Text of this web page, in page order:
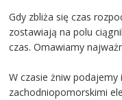
Gdy zbliża się czas
zostawiają na polu
czas. Omawiamy
W czasie żniw
zachodniopomorskimi